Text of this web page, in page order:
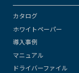
カタログ
ホワイトペーパー
導入事例
マニュアル
ドライバーファイル